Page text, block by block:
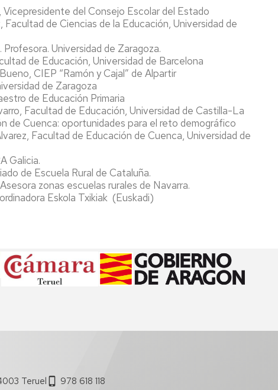
del Consejo Escolar del Estado
de Ciencias de la Educación, Universidad de
Universidad de Zaragoza.
de Educación, Universidad de Barcelona
CIEP “Ramón y Cajal” de Alpartir
de Zaragoza
de Educación Primaria
Facultad de Educación, Universidad de Castilla-La
de Cuenca: oportunidades para el reto demográfico
Facultad de Educación de Cuenca, Universidad de
Galicia.
de Escuela Rural de Cataluña.
zonas escuelas rurales de Navarra.
Eskola Txikiak (Euskadi)
Teruel 978 618 118